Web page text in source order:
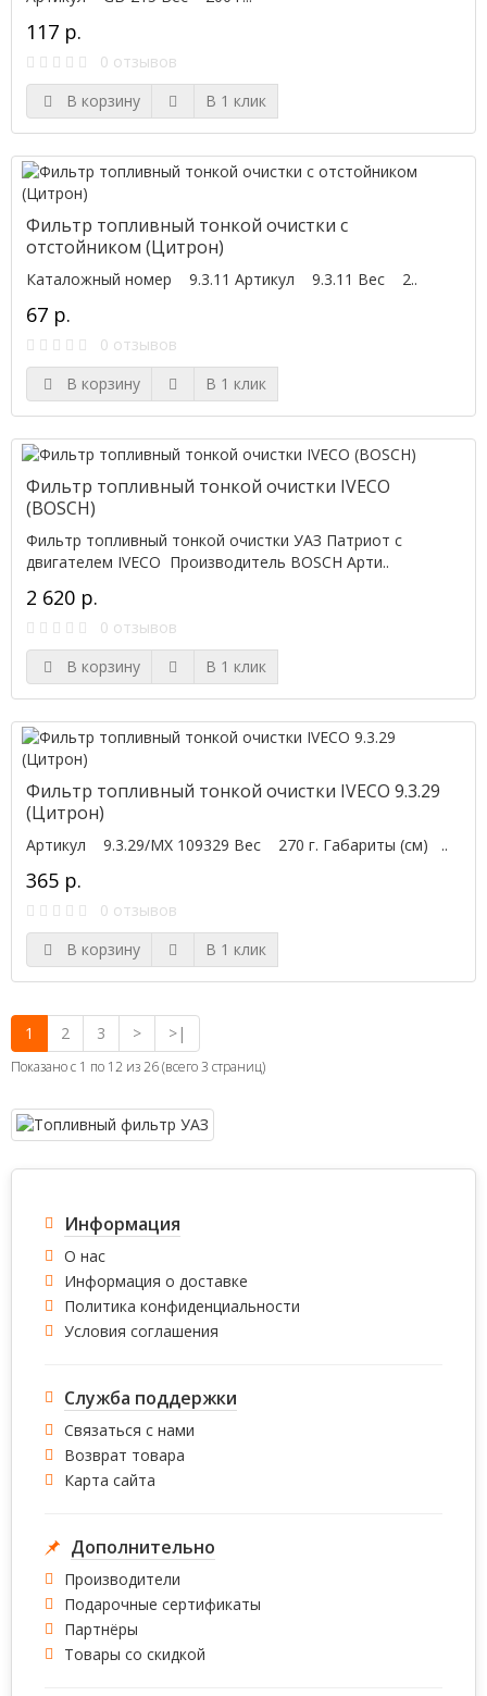
117 р.
0 отзывов
В корзину
В 1 клик
Фильтр топливный тонкой очистки c
отстойником (Цитрон)
Каталожный номер 9.3.11 Артикул 9.3.11 Вес 2..
67 р.
0 отзывов
В корзину
В 1 клик
Фильтр топливный тонкой очистки IVECO
(BOSCH)
Фильтр топливный тонкой очистки УАЗ Патриот с
двигателем IVECO Производитель BOSCH Арти..
2 620 р.
0 отзывов
В корзину
В 1 клик
Фильтр топливный тонкой очистки IVECO 9.3.29
(Цитрон)
Артикул 9.3.29/МХ 109329 Вес 270 г. Габариты (см) ..
365 р.
0 отзывов
В корзину
В 1 клик
1 2 3 > >|
Показано с 1 по 12 из 26 (всего 3 страниц)
Информация
О нас
Информация о доставке
Политика конфиденциальности
Условия соглашения
Служба поддержки
Связаться с нами
Возврат товара
Карта сайта
Дополнительно
Производители
Подарочные сертификаты
Партнёры
Товары со скидкой